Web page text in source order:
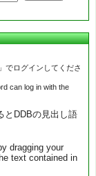
でログインしてくださ
can log in with the
とDDBの見出し語
dragging your
text contained in